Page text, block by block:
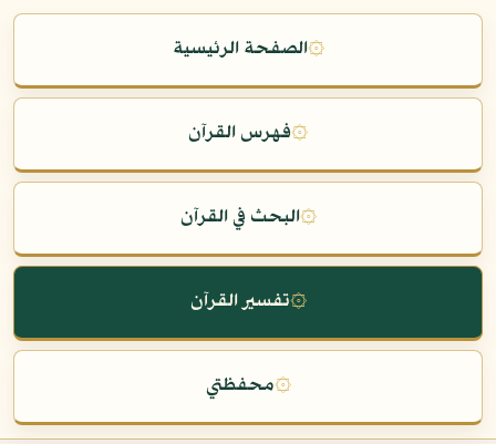
۞الصفحة الرئيسية
۞فهرس القرآن
۞البحث في القرآن
۞تفسير القرآن
۞محفظتي